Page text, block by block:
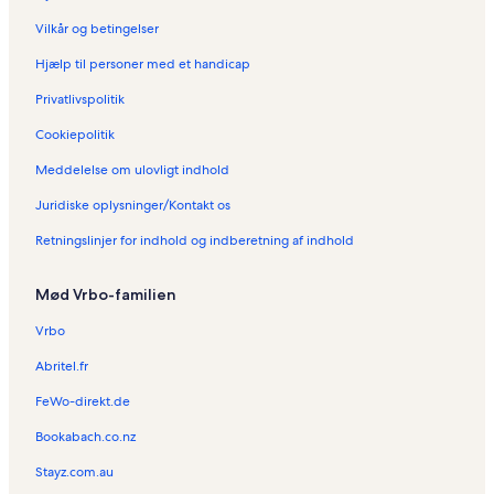
e
o
n
e
r
A
r
y
I
n
t
g
e
i
o
e
Vilkår og betingelser
Hjælp til personer med et handicap
Privatlivspolitik
Cookiepolitik
Meddelelse om ulovligt indhold
Juridiske oplysninger/Kontakt os
Retningslinjer for indhold og indberetning af indhold
Mød Vrbo-familien
Vrbo
Abritel.fr
FeWo-direkt.de
Bookabach.co.nz
Stayz.com.au